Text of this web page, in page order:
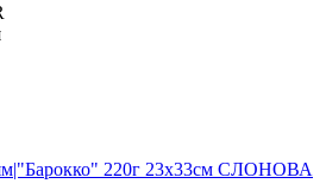
220г 23х33см СЛОНОВА